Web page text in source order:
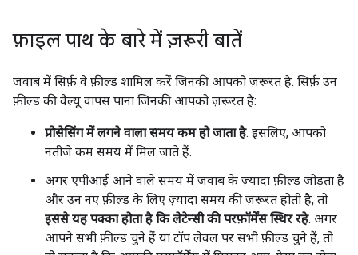
फ़ाइल पाथ के बारे में ज़रूरी बातें
जवाब में सिर्फ़ वे फ़ील्ड शामिल करें जिनकी आपको ज़रूरत है. सिर्फ़ उन
फ़ील्ड की वैल्यू वापस पाना जिनकी आपको ज़रूरत है:
प्रोसेसिंग में लगने वाला समय कम हो जाता है. इसलिए, आपको
नतीजे कम समय में मिल जाते हैं.
अगर एपीआई आने वाले समय में जवाब के ज़्यादा फ़ील्ड जोड़ता है
और उन नए फ़ील्ड के लिए ज़्यादा समय की ज़रूरत होती है, तो
इससे यह पक्का होता है कि लेटेन्सी की परफ़ॉर्मेंस स्थिर रहे. अगर
आपने सभी फ़ील्ड चुने हैं या टॉप लेवल पर सभी फ़ील्ड चुने हैं, तो